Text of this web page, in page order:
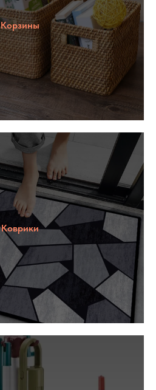
Корзины
Коврики